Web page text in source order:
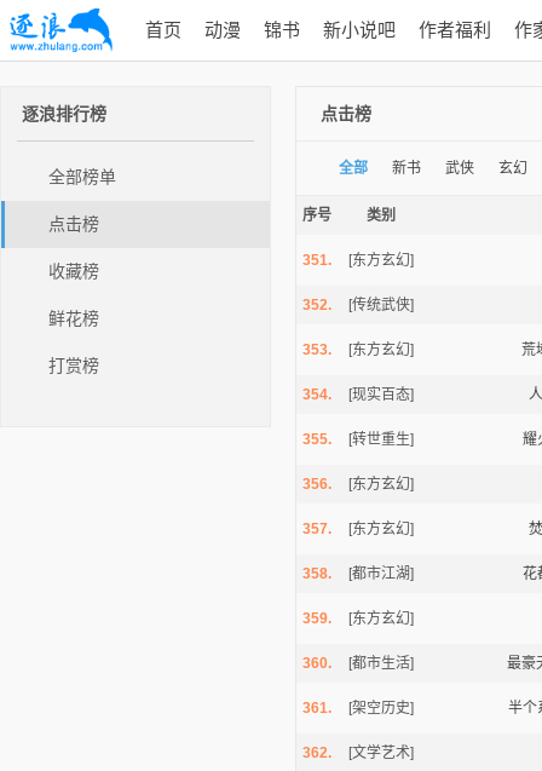
首页 动漫 锦书 新小说吧 作者福利 作
逐浪排行榜
全部榜单
点击榜
收藏榜
鲜花榜
打赏榜
点击榜
全部 新书 武侠 玄幻
序号 类别
351. [东方玄幻]
352. [传统武侠]
353. [东方玄幻] 荒
354. [现实百态]
355. [转世重生] 耀
356. [东方玄幻]
357. [东方玄幻]
358. [都市江湖] 花
359. [东方玄幻]
360. [都市生活] 最豪
361. [架空历史] 半个
362. [文学艺术]